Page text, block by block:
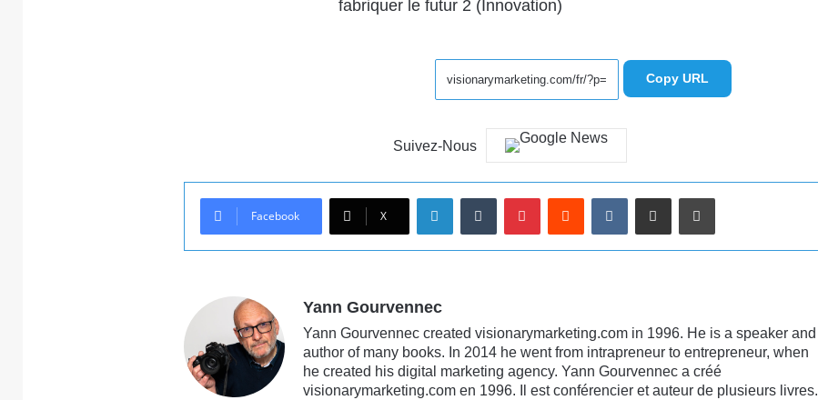
fabriquer le futur 2 (Innovation)
Copy URL
Suivez-Nous
Facebook X
LinkedinTumblrPinterestRedditVKontakte
Partager par email Imprimer
Yann Gourvennec
Yann Gourvennec created visionarymarketing.com in 1996. He is a speaker and
author of many books. In 2014 he went from intrapreneur to entrepreneur, when
he created his digital marketing agency. Yann Gourvennec a créé
visionarymarketing.com en 1996. Il est conférencier et auteur de plusieurs livres.